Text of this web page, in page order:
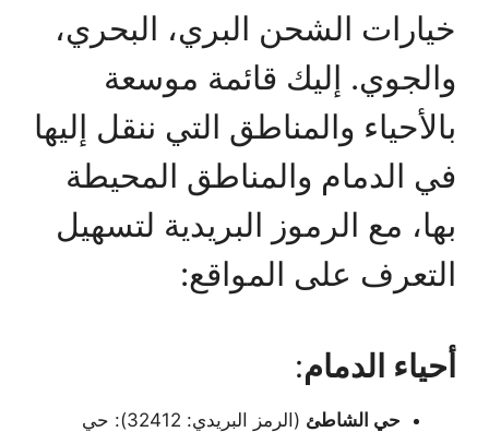
خيارات الشحن البري، البحري،
والجوي. إليك قائمة موسعة
بالأحياء والمناطق التي ننقل إليها
في الدمام والمناطق المحيطة
بها، مع الرموز البريدية لتسهيل
التعرف على المواقع:
أحياء الدمام:
حي الشاطئ
(الرمز البريدي: 32412): حي